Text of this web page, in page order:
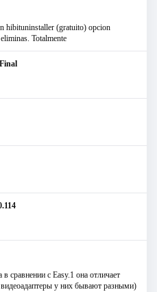
hibituninstaller (gratuito) opcion
Totalmente
сравнении с Easy.1 она отличает
у них бывают разными)